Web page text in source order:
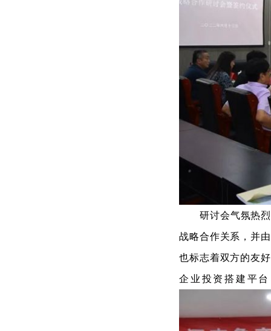
研讨会气氛热
战略合作关系，并
也标志着双方的友
企业投资搭建平